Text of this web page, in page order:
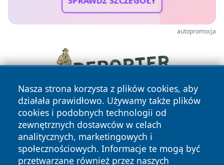
autopromocja
Nasza strona korzysta z plików cookies, aby
działała prawidłowo. Używamy także plików
cookies i podobnych technologii od
zewnętrznych dostawców w celach
analitycznych, marketingowych i
społecznościowych. Informacje te mogą być
przetwarzane również przez naszych